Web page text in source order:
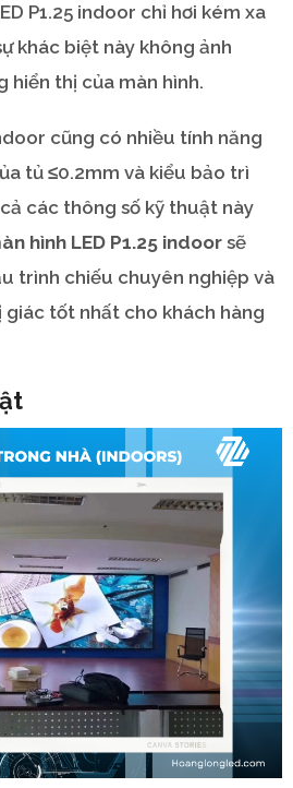
P1.25 indoor chỉ hơi kém xa
khác biệt này không ảnh
hiển thị của màn hình.
cũng có nhiều tính năng
tủ ≤0.2mm và kiểu bảo trì
các thông số kỹ thuật này
hình LED P1.25 indoor sẽ
trình chiếu chuyên nghiệp và
tốt nhất cho khách hàng